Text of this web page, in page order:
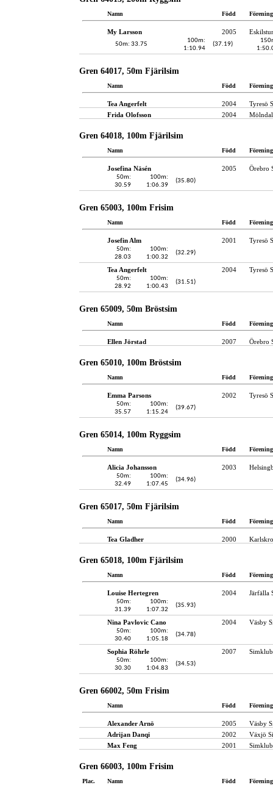
Namn Född Förening
My Larsson 2005
50m: 33.75
100m:
1:10.94
(37.19)
Gren 64017, 50m Fjärilsim
Namn Född Förening
Tea Angerfelt 2004
Tyresö
Frida Olofsson
2004
Gren 64018, 100m Fjärilsim
Namn Född Förening
Josefina Näsén 2005 Örebro
50m:
30.59
100m:
1:06.39
(35.80)
Gren 65003, 100m Frisim
Namn Född Förening
Josefin Alm 2001 Tyresö
50m:
28.03
100m:
1:00.32
(32.29)
Tea Angerfelt 2004 Tyresö
50m:
28.92
100m:
1:00.43
(31.51)
Gren 65009, 50m Bröstsim
Namn Född Förening
Ellen Jörstad 2007 Örebro
Gren 65010, 100m Bröstsim
Namn Född Förening
Emma Parsons 2002 Tyresö
50m:
35.57
100m:
1:15.24
(39.67)
Gren 65014, 100m Ryggsim
Namn Född Förening
Alicia Johansson 2003
50m:
32.49
100m:
1:07.45
(34.96)
Gren 65017, 50m Fjärilsim
Namn Född Förening
Tea Gladher 2000
Gren 65018, 100m Fjärilsim
Namn Född Förening
Louise Hertegren 2004 Järfälla
50m:
31.39
100m:
1:07.32
(35.93)
Nina Pavlovic Cano 2004 Väsby
50m:
30.40
100m:
1:05.18
(34.78)
Sophia Röhrle 2007
50m:
30.30
100m:
1:04.83
(34.53)
Gren 66002, 50m Frisim
Namn Född Förening
Alexander Arnö 2005
Väsby
Adrijan Danqi
2002
Växjö
Max Feng
2001
Gren 66003, 100m Frisim
Plac. Namn Född Förening